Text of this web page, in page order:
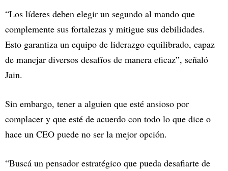
“Los líderes deben elegir un segundo al mando que
complemente sus fortalezas y mitigue sus debilidades.
Esto garantiza un equipo de liderazgo equilibrado, capaz
de manejar diversos desafíos de manera eficaz”, señaló
Jain.
Sin embargo, tener a alguien que esté ansioso por
complacer y que esté de acuerdo con todo lo que dice o
hace un CEO puede no ser la mejor opción.
“Buscá un pensador estratégico que pueda desafiarte de